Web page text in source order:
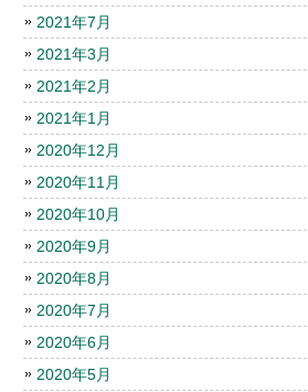
2021年7月
2021年3月
2021年2月
2021年1月
2020年12月
2020年11月
2020年10月
2020年9月
2020年8月
2020年7月
2020年6月
2020年5月